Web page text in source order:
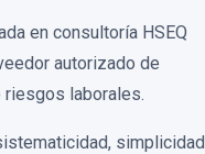
en consultoría HSEQ
autorizado de
riesgos laborales.
simplicidad